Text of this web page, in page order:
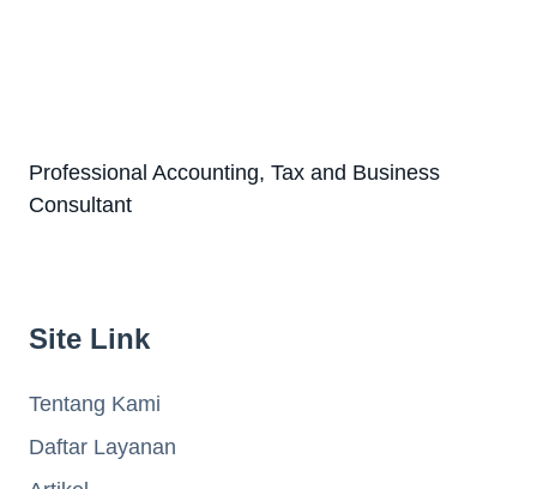
Professional Accounting, Tax and Business
Consultant
Site Link
Tentang Kami
Daftar Layanan